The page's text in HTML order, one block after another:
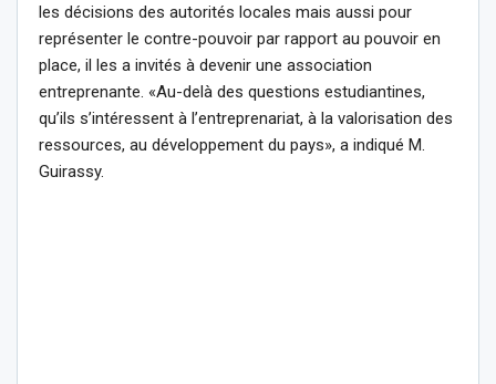
les décisions des autorités locales mais aussi pour
représenter le contre-pouvoir par rapport au pouvoir en
place, il les a invités à devenir une association
entreprenante. «Au-delà des questions estudiantines,
qu’ils s’intéressent à l’entreprenariat, à la valorisation des
ressources, au développement du pays», a indiqué M.
Guirassy.